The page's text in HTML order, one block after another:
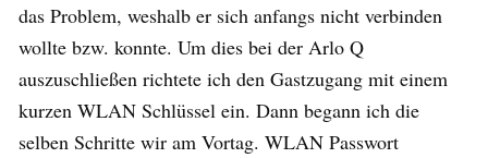
das Problem, weshalb er sich anfangs nicht verbinden
wollte bzw. konnte. Um dies bei der Arlo Q
auszuschließen richtete ich den Gastzugang mit einem
kurzen WLAN Schlüssel ein. Dann begann ich die
selben Schritte wir am Vortag. WLAN Passwort